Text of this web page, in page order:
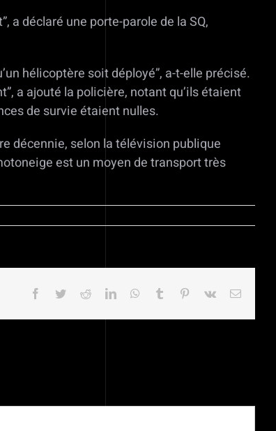
a déclaré une porte-parole de la SQ,
hélicoptère soit déployé”, a-t-elle précisé.
a ajouté la policière, notant qu’ils étaient
de survie étaient nulles.
décennie, selon la télévision publique
est un moyen de transport très
Facebook
TwitterRedditLinkedInWhatsApp
Tumblr Pinterest
Vk Email